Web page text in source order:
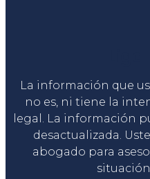
La información que
no es, ni tiene la
legal. La información
desactualizada.
abogado para